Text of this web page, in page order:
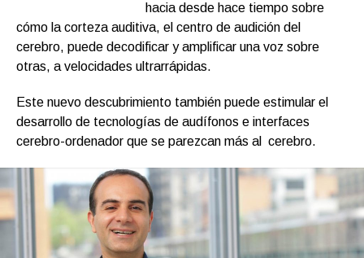
hacia desde hace tiempo sobre
cómo la corteza auditiva, el centro de audición del
cerebro, puede decodificar y amplificar una voz sobre
otras, a velocidades ultrarrápidas.
Este nuevo descubrimiento también puede estimular el
desarrollo de tecnologías de audífonos e interfaces
cerebro-ordenador que se parezcan más al cerebro.